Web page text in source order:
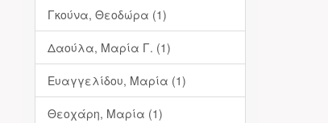
Γκούνα, Θεοδώρα (1)
Δαούλα, Μαρία Γ. (1)
Ευαγγελίδου, Μαρία (1)
Θεοχάρη, Μαρία (1)